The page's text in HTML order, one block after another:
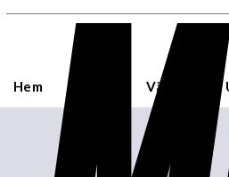
Hem Världen